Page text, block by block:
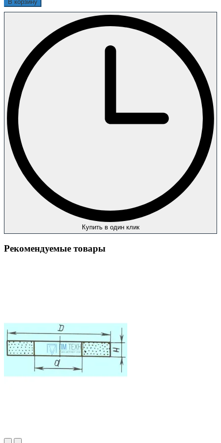
В корзину
Купить в один клик
Рекомендуемые товары